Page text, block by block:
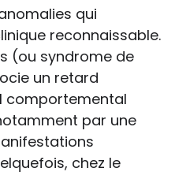
qui
reconnaissable.
(ou syndrome de
un retard
comportemental
par une
chez le
de les